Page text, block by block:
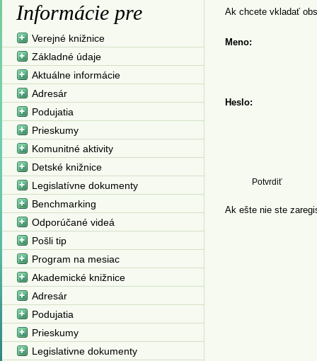
Ak chcete vkladať
Meno:
Heslo:
Ak ešte nie ste
Informácie pre
Verejné knižnice
Základné údaje
Aktuálne informácie
Adresár
Podujatia
Prieskumy
Komunitné aktivity
Detské knižnice
Legislatívne dokumenty
Benchmarking
Odporúčané videá
Pošli tip
Program na mesiac
Akademické knižnice
Adresár
Podujatia
Prieskumy
Legislativne dokumenty